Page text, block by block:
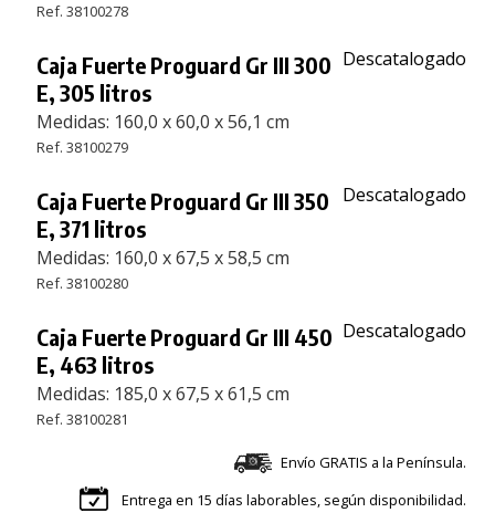
Ref. 38100278
Caja Fuerte Proguard Gr III 300
E, 305 litros
Medidas: 160,0 x 60,0 x 56,1 cm
Ref. 38100279
Descatalogado
Caja Fuerte Proguard Gr III 350
E, 371 litros
Medidas: 160,0 x 67,5 x 58,5 cm
Ref. 38100280
Descatalogado
Caja Fuerte Proguard Gr III 450
E, 463 litros
Medidas: 185,0 x 67,5 x 61,5 cm
Ref. 38100281
Descatalogado
Envío GRATIS a la Península.
Entrega en 15 días laborables, según disponibilidad.